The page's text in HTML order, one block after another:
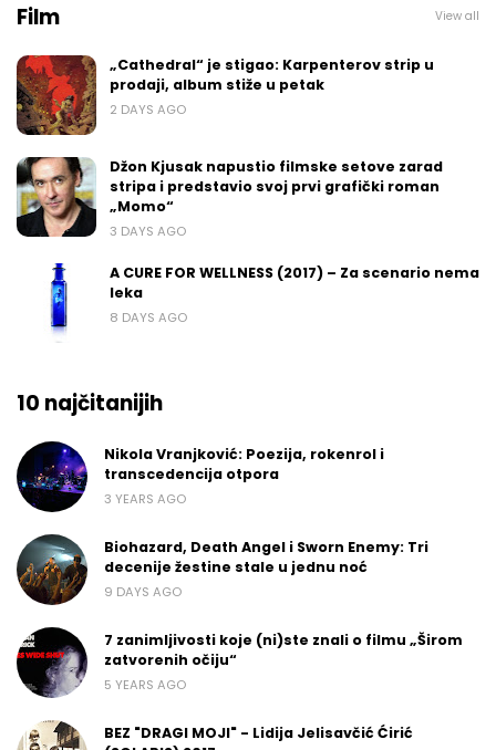
Film View all
„Cathedral“ je stigao: Karpenterov strip u
prodaji, album stiže u petak
2 DAYS AGO
Džon Kjusak napustio filmske setove zarad
stripa i predstavio svoj prvi grafički roman
„Momo“
3 DAYS AGO
A CURE FOR WELLNESS (2017) – Za scenario nema
leka
8 DAYS AGO
10 najčitanijih
Nikola Vranjković: Poezija, rokenrol i
transcedencija otpora
3 YEARS AGO
Biohazard, Death Angel i Sworn Enemy: Tri
decenije žestine stale u jednu noć
9 DAYS AGO
7 zanimljivosti koje (ni)ste znali o filmu „Širom
zatvorenih očiju“
5 YEARS AGO
BEZ "DRAGI MOJI" - Lidija Jelisavčić Ćirić